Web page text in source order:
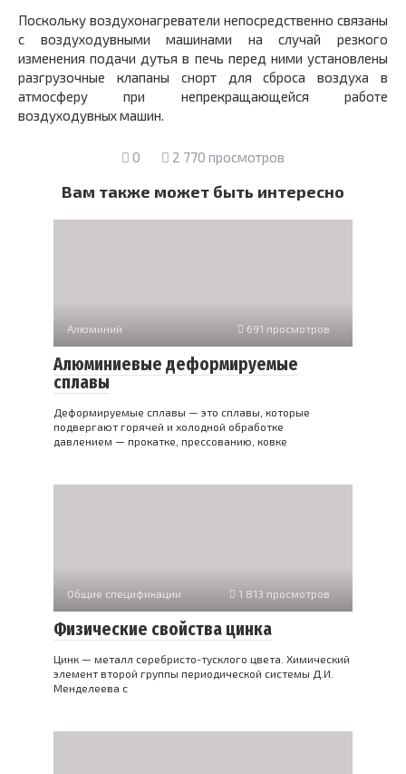
Поскольку воздухонагреватели непосредственно связаны
с воз­духодувными машинами на случай резкого
изменения подачи дутья в печь перед ними установлены
разгрузочные клапаны снорт для сброса воздуха в
атмосферу при непрекращающейся работе
воздуходувных машин.
0 2 770 просмотров
Вам также может быть интересно
Алюминий 691 просмотров
Алюминиевые деформируемые
сплавы
Деформируемые сплавы — это сплавы, которые
подвергают горячей и холодной обработке
давлением — прокатке, прессованию, ковке
Общие спецификации 1 813 просмотров
Физические свойства цинка
Цинк — металл серебристо-тусклого цвета. Химический
элемент второй группы периодической системы Д.И.
Менделеева с